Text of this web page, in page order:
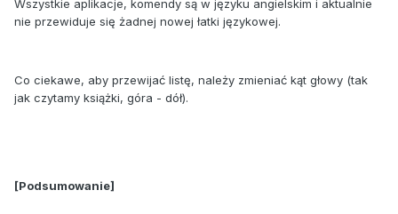
Wszystkie aplikacje, komendy są w języku angielskim i aktualnie
nie przewiduje się żadnej nowej łatki językowej.
Co ciekawe, aby przewijać listę, należy zmieniać kąt głowy (tak
jak czytamy książki, góra - dół).
[Podsumowanie]